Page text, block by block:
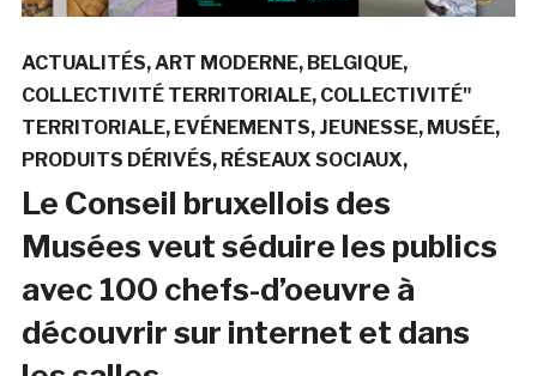
ACTUALITÉS ART MODERNE BELGIQUE
COLLECTIVITÉ TERRITORIALE COLLECTIVITÉ"
TERRITORIALE EVÉNEMENTS JEUNESSE MUSÉE
PRODUITS DÉRIVÉS RÉSEAUX SOCIAUX
Le Conseil bruxellois des
Musées veut séduire les publics
avec 100 chefs-d’oeuvre à
découvrir sur internet et dans